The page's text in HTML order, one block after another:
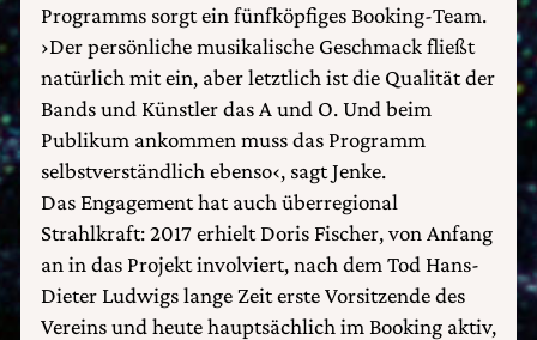
Programms sorgt ein fünfköpfiges Booking-Team.
›Der persönliche musikalische Geschmack fließt
natürlich mit ein, aber letztlich ist die Qualität der
Bands und Künstler das A und O. Und beim
Publikum ankommen muss das Programm
selbstverständlich ebenso‹, sagt Jenke.
Das Engagement hat auch überregional
Strahlkraft: 2017 erhielt Doris Fischer, von Anfang
an in das Projekt involviert, nach dem Tod Hans-
Dieter Ludwigs lange Zeit erste Vorsitzende des
Vereins und heute hauptsächlich im Booking aktiv,